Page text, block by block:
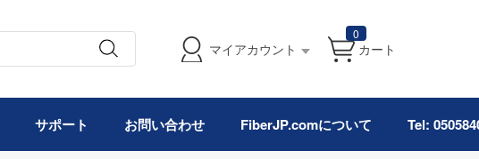
マイアカウント
0
カート
サポート お問い合わせ FiberJP.comについて Tel: